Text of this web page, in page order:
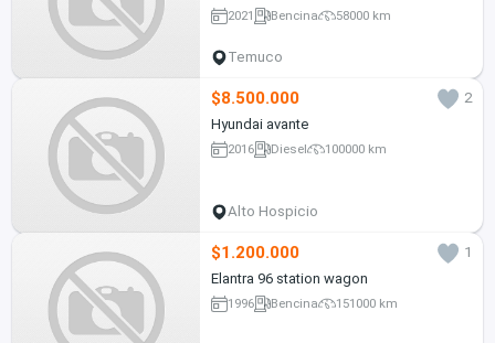
2021 Bencina 58000 km
Temuco
$8.500.000
2
Hyundai avante
2016 Diesel 100000 km
Alto Hospicio
$1.200.000
1
Elantra 96 station wagon
1996 Bencina 151000 km